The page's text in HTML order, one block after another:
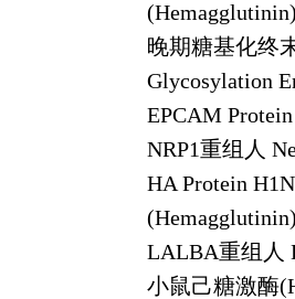
晚期糖基化终
Glycosylation
EPCAM
NRP1重组人
HA Protein
LALBA重组人
小鼠己糖激酶